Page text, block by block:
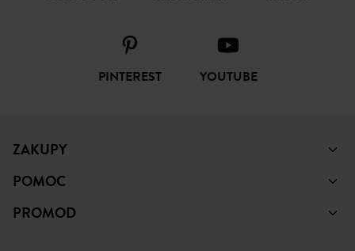
FACEBOOK INSTAGRAM